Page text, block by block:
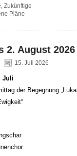
, Zukünftige
Pläne
2. August 2026
15. Juli 2026
Juli
der Begegnung